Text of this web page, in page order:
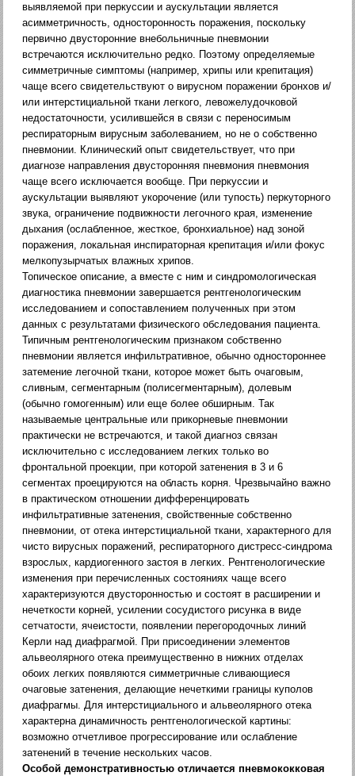
выявляемой при перкуссии и аускультации является
асимметричность, односторонность поражения, поскольку
первично двусторонние внебольничные пневмонии
встречаются исключительно редко. Поэтому определяемые
симметричные симптомы (например, хрипы или крепитация)
чаще всего свидетельствуют о вирусном поражении бронхов и/
или интерстициальной ткани легкого, левожелудочковой
недостаточности, усилившейся в связи с переносимым
респираторным вирусным заболеванием, но не о собственно
пневмонии. Клинический опыт свидетельствует, что при
диагнозе направления двусторонняя пневмония пневмония
чаще всего исключается вообще. При перкуссии и
аускультации выявляют укорочение (или тупость) перкуторного
звука, ограничение подвижности легочного края, изменение
дыхания (ослабленное, жесткое, бронхиальное) над зоной
поражения, локальная инспираторная крепитация и/или фокус
мелкопузырчатых влажных хрипов.
Топическое описание, а вместе с ним и синдромологическая
диагностика пневмонии завершается рентгенологическим
исследованием и сопоставлением полученных при этом
данных с результатами физического обследования пациента.
Типичным рентгенологическим признаком собственно
пневмонии является инфильтративное, обычно одностороннее
затемение легочной ткани, которое может быть очаговым,
сливным, сегментарным (полисегментарным), долевым
(обычно гомогенным) или еще более обширным. Так
называемые центральные или прикорневые пневмонии
практически не встречаются, и такой диагноз связан
исключительно с исследованием легких только во
фронтальной проекции, при которой затенения в 3 и 6
сегментах проецируются на область корня. Чрезвычайно важно
в практическом отношении дифференцировать
инфильтративные затенения, свойственные собственно
пневмонии, от отека интерстициальной ткани, характерного для
чисто вирусных поражений, респираторного дистресс-синдрома
взрослых, кардиогенного застоя в легких. Рентгенологические
изменения при перечисленных состояниях чаще всего
характеризуются двусторонностью и состоят в расширении и
нечеткости корней, усилении сосудистого рисунка в виде
сетчатости, ячеистости, появлении перегородочных линий
Керли над диафрагмой. При присоединении элементов
альвеолярного отека преимущественно в нижних отделах
обоих легких появляются симметричные сливающиеся
очаговые затенения, делающие нечеткими границы куполов
диафрагмы. Для интерстициального и альвеолярного отека
характерна динамичность рентгенологической картины:
возможно отчетливое прогрессирование или ослабление
затенений в течение нескольких часов.
Особой демонстративностью отличается пневмококковая